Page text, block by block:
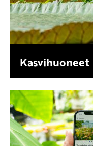
Kasvihuoneet